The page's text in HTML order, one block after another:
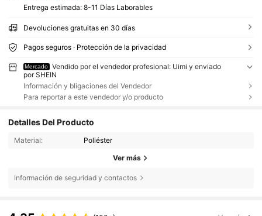
Entrega estimada: 8-11 Días Laborables
Devoluciones gratuitas en 30 días
Pagos seguros · Protección de la privacidad
Mercado
Vendido por el vendedor profesional: Uimi y enviado
por SHEIN
Información y bligaciones del Vendedor
Para reportar a este vendedor y/o producto
Detalles Del Producto
Material: Poliéster
Ver más
Información de seguridad y contactos